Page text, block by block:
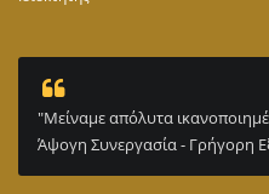
"Μείναμε απόλυτα
Άψογη Συνεργασία - Γρήγορη